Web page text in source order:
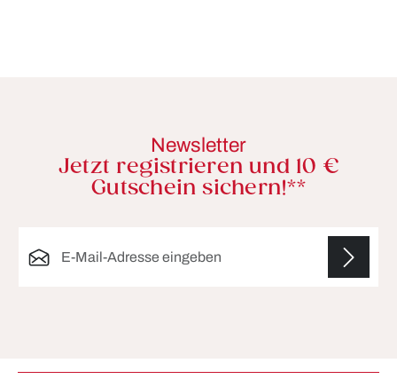
Newsletter
Jetzt registrieren und 10 €
Gutschein sichern!**